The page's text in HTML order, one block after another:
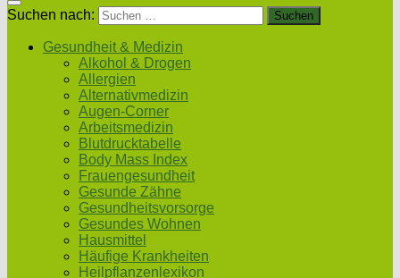
Suchen nach:
Gesundheit & Medizin
Alkohol & Drogen
Allergien
Alternativmedizin
Augen-Corner
Arbeitsmedizin
Blutdrucktabelle
Body Mass Index
Frauengesundheit
Gesunde Zähne
Gesundheitsvorsorge
Gesundes Wohnen
Hausmittel
Häufige Krankheiten
Heilpflanzenlexikon